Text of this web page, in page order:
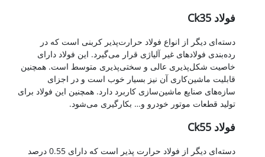
فولاد Ck35
دسته‌ای دیگر از انواع فولاد حرارت‌پذیر کربنی است که در
رده‌بندی فولادهای غیر آلیاژی قرار می‌گیرد. این فولاد دارای
خاصیت شکل‌پذیری عالی و سختی‌پذیری متوسط است. همچنین
قابلیت ماشین‌کاری آن نیز بسیار خوب است و در اجزای
سازه‌های صنایع ماشین‌سازی کاربرد دارد. همچنین این فولاد برای
تولید قطعات موتور خودرو و… بکارگیری می‌شود.
فولاد Ck55
دسته‌ای دیگر از فولاد حرارت پذیر است که دارای 0.55 درصد